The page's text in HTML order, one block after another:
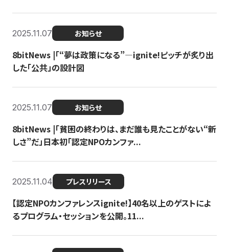
2025.11.07 お知らせ
8bitNews |「“夢は政策になる”—ignite!ピッチが炙り出
した「公共」の設計図
2025.11.07 お知らせ
8bitNews |「貧困の終わりは、まだ誰も見たことがない“新
しさ”だ」日本初「認定NPOカンファ...
2025.11.04 プレスリリース
【認定NPOカンファレンスignite!】40名以上のゲストによ
るプログラム・セッションを公開。11...